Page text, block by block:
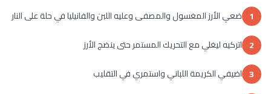
1 ضعي الأرز المغسول والمصفى وعليه اللبن والفانيليا في حلة على النار
2 اتركيه ليغلي مع التحريك المستمر حتى ينضج الأرز
3 اضيفي الكريمة اللباني واستمري في التقليب